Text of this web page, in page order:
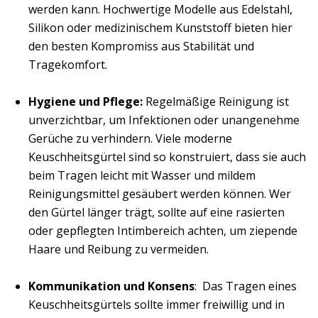
werden kann. Hochwertige Modelle aus Edelstahl,
Silikon oder medizinischem Kunststoff bieten hier
den besten Kompromiss aus Stabilität und
Tragekomfort.
Hygiene und Pflege: Regelmäßige Reinigung ist
unverzichtbar, um Infektionen oder unangenehme
Gerüche zu verhindern. Viele moderne
Keuschheitsgürtel sind so konstruiert, dass sie auch
beim Tragen leicht mit Wasser und mildem
Reinigungsmittel gesäubert werden können. Wer
den Gürtel länger trägt, sollte auf eine rasierten
oder gepflegten Intimbereich achten, um ziepende
Haare und Reibung zu vermeiden.
Kommunikation und Konsens: Das Tragen eines
Keuschheitsgürtels sollte immer freiwillig und in